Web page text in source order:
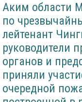
Аким области
по
лейтенант
руководители
органов и
приняли
очередной